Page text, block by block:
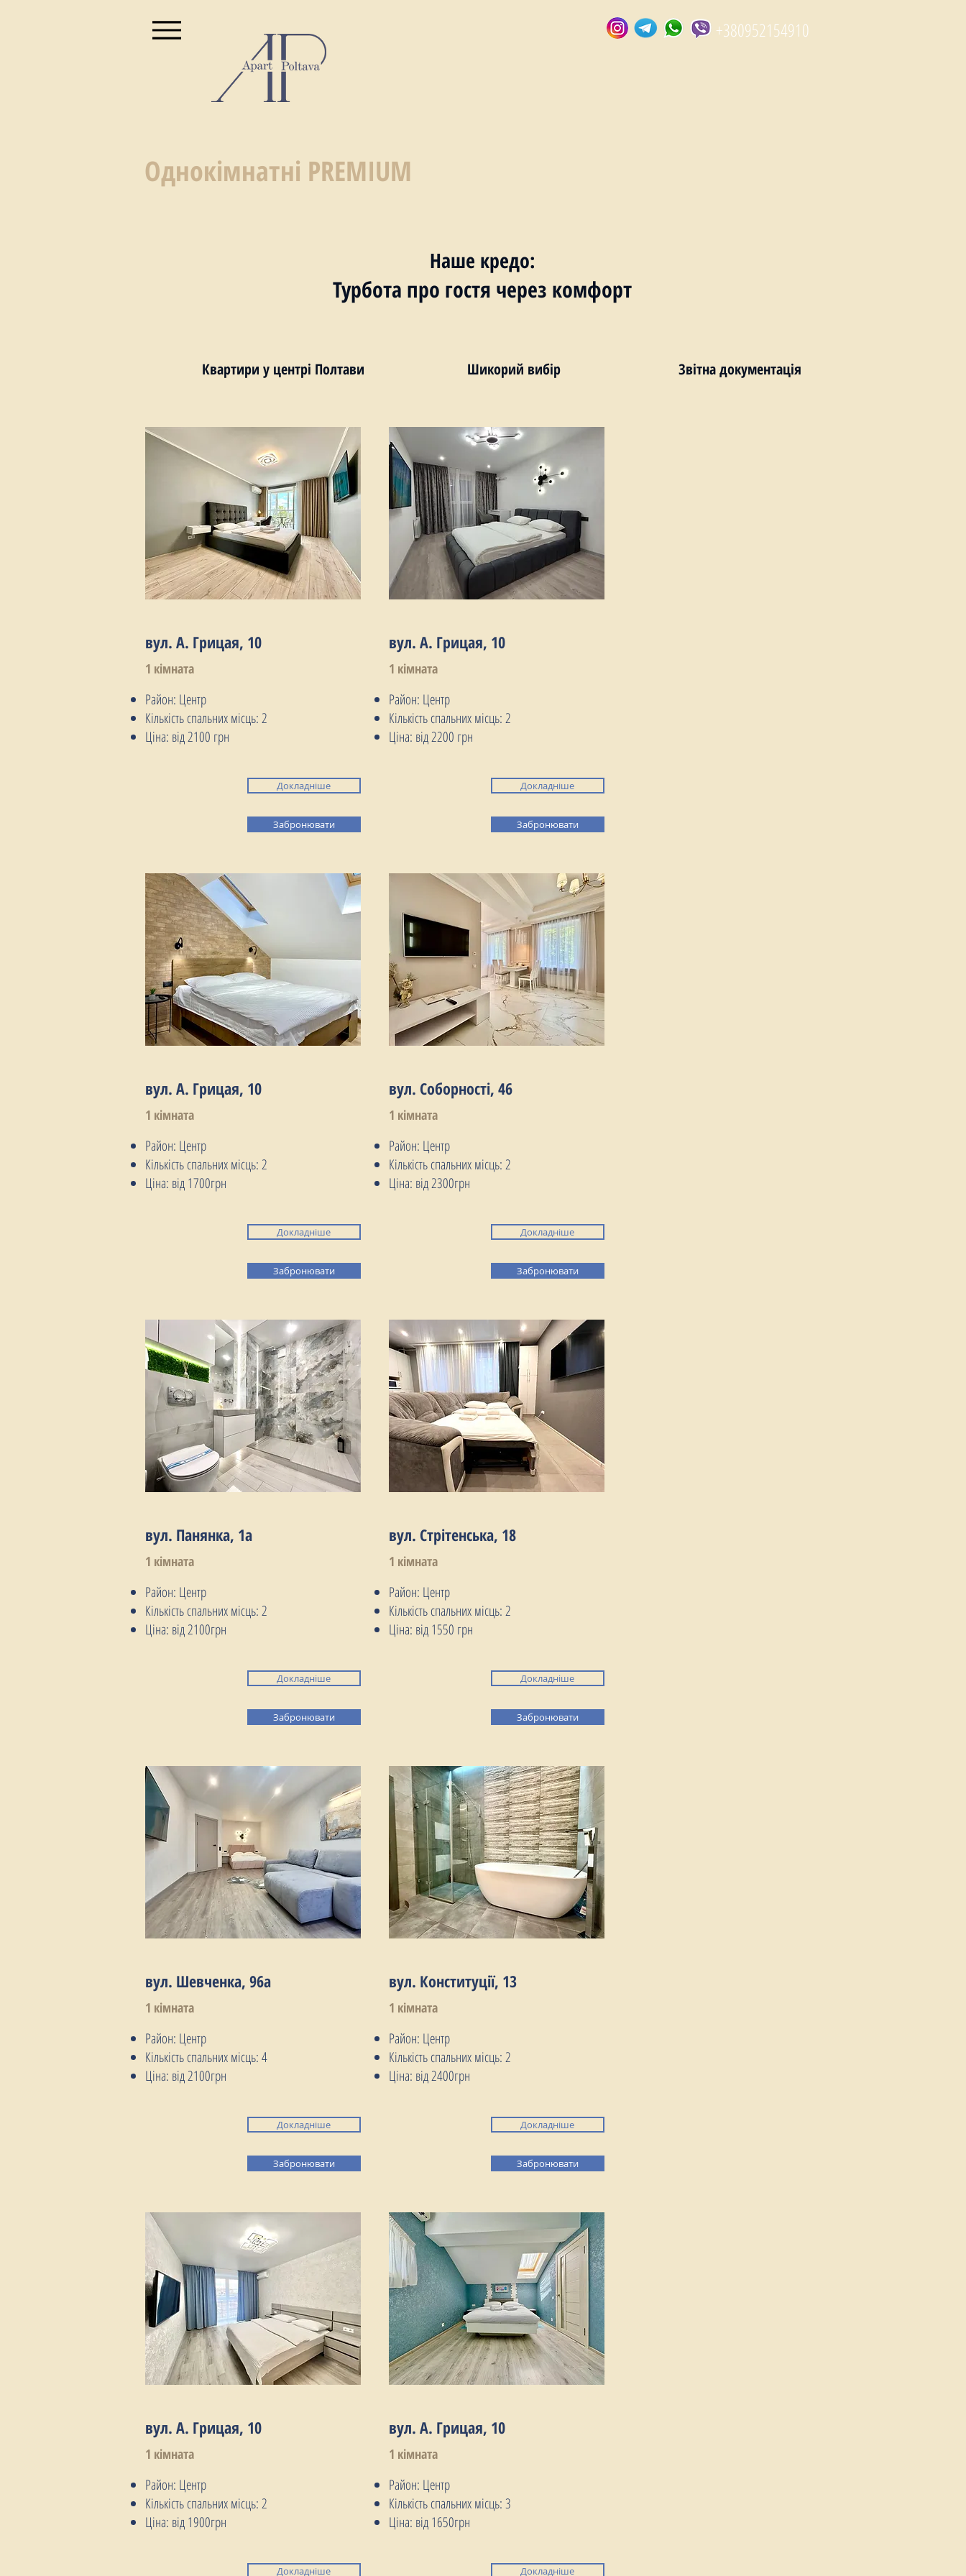
+380952154910
Однокімнатні PREMIUM
Наше кредо:
Турбота про гостя через комфорт
Квартири у центрі Полтави Шикорий вибір Звітна документація
вул. А. Грицая, 10
1 кімната
Район: Центр
Кількість спальних місць: 2
Ціна: від 2100 грн
Докладніше
Забронювати
вул. А. Грицая, 10
1 кімната
Район: Центр
Кількість спальних місць: 2
Ціна: від 1700грн
Докладніше
Забронювати
вул. Панянка, 1а
1 кімната
Район: Центр
Кількість спальних місць: 2
Ціна: від 2100грн
Докладніше
Забронювати
вул. Шевченка, 96а
1 кімната
Район: Центр
Кількість спальних місць: 4
Ціна: від 2100грн
Докладніше
Забронювати
вул. А. Грицая, 10
1 кімната
Район: Центр
Кількість спальних місць: 2
Ціна: від 1900грн
Докладніше
вул. А. Грицая, 10
1 кімната
Район: Центр
Кількість спальних місць: 2
Ціна: від 2200 грн
Докладніше
Забронювати
вул. Соборності, 46
1 кімната
Район: Центр
Кількість спальних місць: 2
Ціна: від 2300грн
Докладніше
Забронювати
вул. Стрітенська, 18
1 кімната
Район: Центр
Кількість спальних місць: 2
Ціна: від 1550 грн
Докладніше
Забронювати
вул. Конституції, 13
1 кімната
Район: Центр
Кількість спальних місць: 2
Ціна: від 2400грн
Докладніше
Забронювати
вул. А. Грицая, 10
1 кімната
Район: Центр
Кількість спальних місць: 3
Ціна: від 1650грн
Докладніше